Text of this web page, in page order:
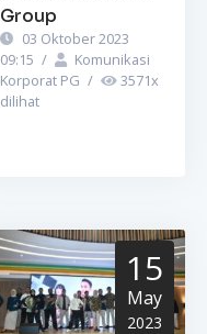
Group
03 Oktober 2023
09:15 /
Komunikasi
Korporat PG / 3571x
dilihat
15
May
2023